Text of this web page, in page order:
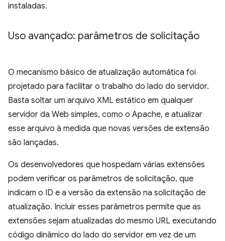
instaladas.
Uso avançado: parâmetros de solicitação
O mecanismo básico de atualização automática foi
projetado para facilitar o trabalho do lado do servidor.
Basta soltar um arquivo XML estático em qualquer
servidor da Web simples, como o Apache, e atualizar
esse arquivo à medida que novas versões de extensão
são lançadas.
Os desenvolvedores que hospedam várias extensões
podem verificar os parâmetros de solicitação, que
indicam o ID e a versão da extensão na solicitação de
atualização. Incluir esses parâmetros permite que as
extensões sejam atualizadas do mesmo URL executando
código dinâmico do lado do servidor em vez de um